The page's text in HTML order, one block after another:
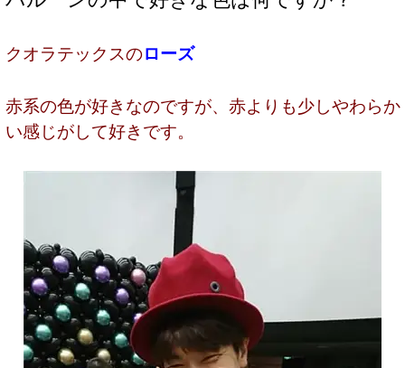
クオラテックスのローズ
赤系の色が好きなのですが、赤よりも少しやわらか
い感じがして好きです。